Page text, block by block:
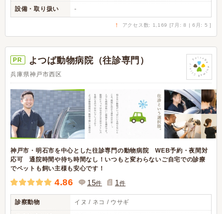
設備・取り扱い -
↑ アクセス数: 1,169 [7月: 8 | 6月: 5 ]
PR よつば動物病院（往診専門）
兵庫県神戸市西区
神戸市・明石市を中心とした往診専門の動物病院 WEB予約・夜間対
応可 通院時間や待ち時間なし！いつもと変わらないご自宅での診療
でペットも飼い主様も安心です！
4.86 15件 1件
診察動物 イヌ / ネコ / ウサギ